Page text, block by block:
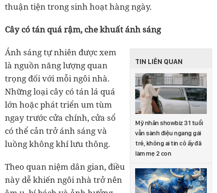
thuận tiện trong sinh hoạt hàng ngày.
Cây có tán quá rậm, che khuất ánh sáng
TIN LIÊN QUAN
Mỹ nhân showbiz 31 tuổi
vẫn sành điệu ngang gái
trẻ, không ai tin cô ấy đã
làm mẹ 2 con
Ánh sáng tự nhiên được xem
là nguồn năng lượng quan
trọng đối với mỗi ngôi nhà.
Những loại cây có tán lá quá
lớn hoặc phát triển um tùm
ngay trước cửa chính, cửa sổ
có thể cản trở ánh sáng và
luồng không khí lưu thông.
Theo quan niệm dân gian, điều
này dễ khiến ngôi nhà trở nên